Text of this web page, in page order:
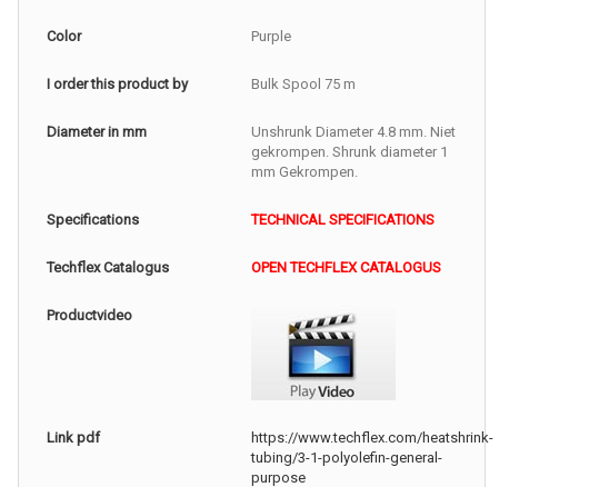
Color Purple
I order this product by Bulk Spool 75 m
Diameter in mm
Unshrunk Diameter 4.8 mm. Niet
gekrompen. Shrunk diameter 1
mm Gekrompen.
Specifications TECHNICAL SPECIFICATIONS
Techflex Catalogus OPEN TECHFLEX CATALOGUS
Productvideo
Link pdf
https://www.techflex.com/heatshrink-
tubing/3-1-polyolefin-general-
purpose